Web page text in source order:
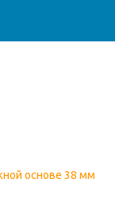
основе 38 мм